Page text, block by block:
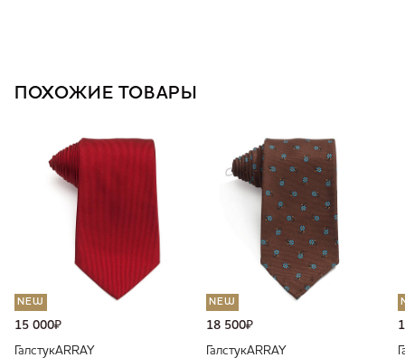
ПОХОЖИЕ ТОВАРЫ
NEW
15 000₽
ГалстукARRAY
NEW
18 500₽
ГалстукARRAY